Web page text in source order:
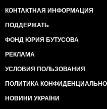
КОНТАКТНАЯ ИНФОРМАЦИЯ
ПОДДЕРЖАТЬ
ФОНД ЮРИЯ БУТУСОВА
РЕКЛАМА
УСЛОВИЯ ПОЛЬЗОВАНИЯ
ПОЛИТИКА
НОВИНИ УКРАЇНИ